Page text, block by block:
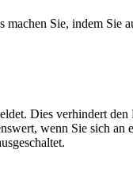
Sie, indem Sie
Dies verhindert
wenn Sie sich